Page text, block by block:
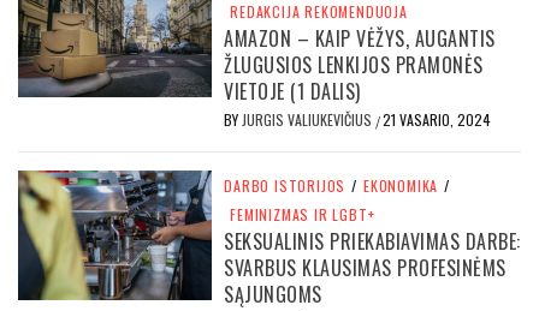
REDAKCIJA REKOMENDUOJA
AMAZON – KAIP VĖŽYS, AUGANTIS
ŽLUGUSIOS LENKIJOS PRAMONĖS
VIETOJE (1 DALIS)
BY JURGIS VALIUKEVIČIUS /21 VASARIO, 2024
DARBO ISTORIJOS / EKONOMIKA /
FEMINIZMAS IR LGBT+
SEKSUALINIS PRIEKABIAVIMAS DARBE:
SVARBUS KLAUSIMAS PROFESINĖMS
SĄJUNGOMS